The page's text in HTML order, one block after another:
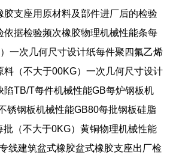
胶支座用原材料及部件进厂后的检验
依据检验频次橡胶物理机械性能条每
一次几何尺寸设计纸每件聚四氟乙烯
料（不大于00KG）一次几何尺寸设计
陷TB/T每件机械性能GB每炉钢板机
锈钢板机械性能GB80每批钢板硅脂
（不大于0KG）黄铜物理机械性能
线建筑盆式橡胶盆式橡胶支座出厂检